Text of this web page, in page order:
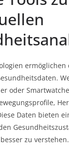
ermöglichen
oder
Daten bieten
zu verstehen.